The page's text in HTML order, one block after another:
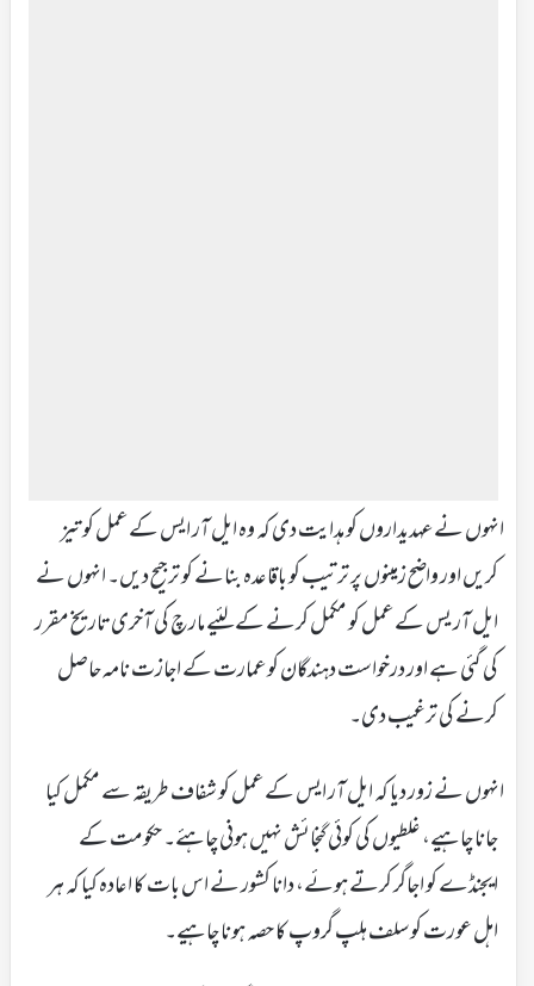
انہوں نے عہدیداروں کو ہدایت دی کہ وہ ایل آر ایس کے عمل کو تیز
کریں اور واضح زمینوں پر ترتیب کو باقاعدہ بنانے کو ترجیح دیں۔ انہوں نے
ایل آر یس کے عمل کو مکمل کرنے کے لئیے مارچ کی آخری تاریخ مقرر
کی گئی ہے اور درخواست دہندگان کو عمارت کے اجازت نامہ حاصل
کرنے کی ترغیب دی۔
انہوں نے زور دیا کہ ایل آر ایس کے عمل کو شفاف طریقہ سے مکمل کیا
جانا چاہیے، غلطیوں کی کوئی گنجائش نہیں ہونی چاہئے۔ حکومت کے
ایجنڈے کو اجاگر کرتے ہوئے، دانا کشور نے اس بات کا اعادہ کیا کہ ہر
اہل عورت کو سلف ہلپ گروپ کا حصہ ہونا چاہیے۔